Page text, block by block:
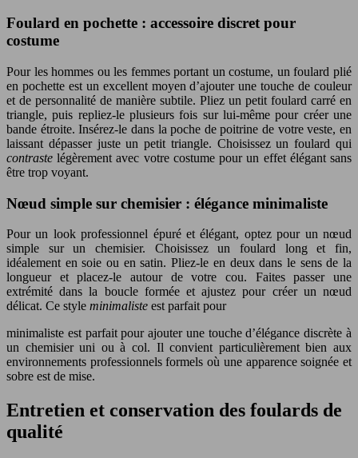
Foulard en pochette : accessoire discret pour
costume
Pour les hommes ou les femmes portant un costume, un foulard plié
en pochette est un excellent moyen d’ajouter une touche de couleur
et de personnalité de manière subtile. Pliez un petit foulard carré en
triangle, puis repliez-le plusieurs fois sur lui-même pour créer une
bande étroite. Insérez-le dans la poche de poitrine de votre veste, en
laissant dépasser juste un petit triangle. Choisissez un foulard qui
contrastelégèrement avec votre costume pour un effet élégant sans
être trop voyant.
Nœud simple sur chemisier : élégance minimaliste
Pour un look professionnel épuré et élégant, optez pour un nœud
simple sur un chemisier. Choisissez un foulard long et fin,
idéalement en soie ou en satin. Pliez-le en deux dans le sens de la
longueur et placez-le autour de votre cou. Faites passer une
extrémité dans la boucle formée et ajustez pour créer un nœud
délicat. Ce style minimaliste est parfait pour
minimaliste est parfait pour ajouter une touche d’élégance discrète à
un chemisier uni ou à col. Il convient particulièrement bien aux
environnements professionnels formels où une apparence soignée et
sobre est de mise.
Entretien et conservation des foulards de
qualité